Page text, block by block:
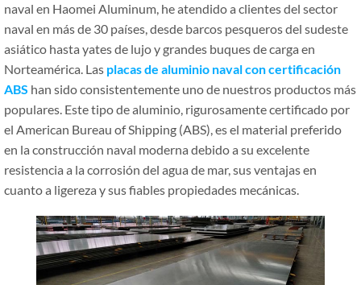
naval en Haomei Aluminum, he atendido a clientes del sector
naval en más de 30 países, desde barcos pesqueros del sudeste
asiático hasta yates de lujo y grandes buques de carga en
Norteamérica. Las placas de aluminio naval con certificación
ABS han sido consistentemente uno de nuestros productos más
populares. Este tipo de aluminio, rigurosamente certificado por
el American Bureau of Shipping (ABS), es el material preferido
en la construcción naval moderna debido a su excelente
resistencia a la corrosión del agua de mar, sus ventajas en
cuanto a ligereza y sus fiables propiedades mecánicas.